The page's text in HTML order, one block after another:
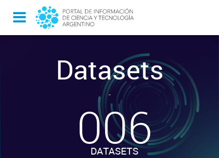
Datasets
-
006
DATASETS